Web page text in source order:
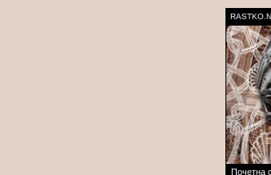
Почетна